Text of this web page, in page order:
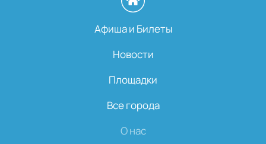
Афиша и Билеты
Новости
Площадки
Все города
О нас